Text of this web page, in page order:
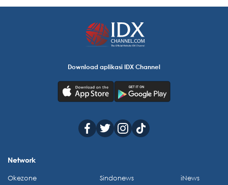
Download aplikasi IDX Channel
Network
Okezone
Sindonews
iNews